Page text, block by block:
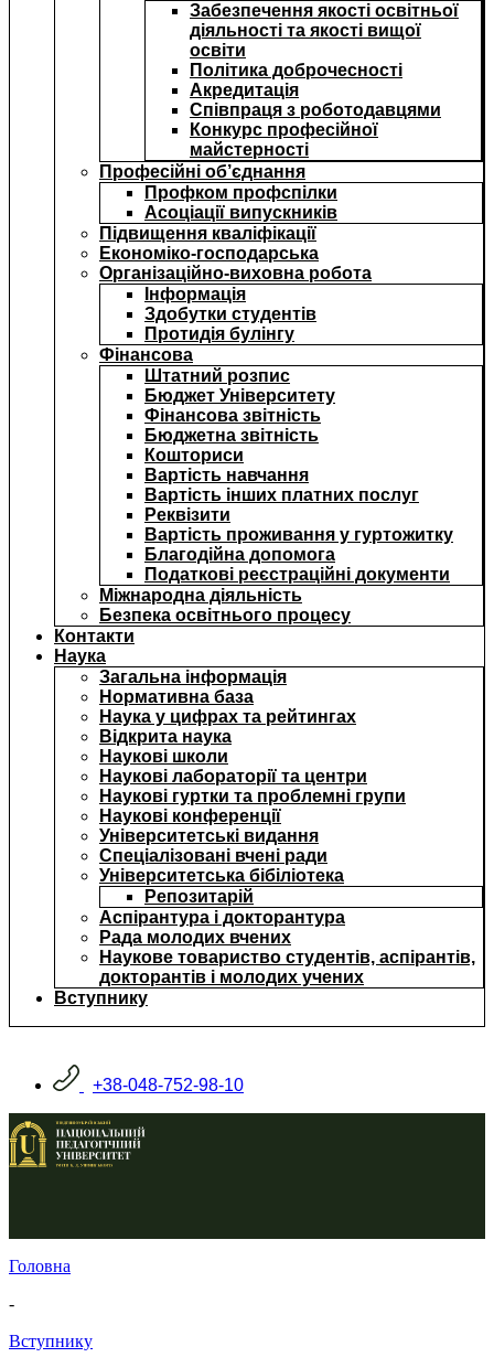
Забезпечення якості освітньої
діяльності та якості вищої
освіти
Політика доброчесності
Акредитація
Співпраця з роботодавцями
Конкурс професійної
майстерності
Професійні об’єднання
Профком профспілки
Асоціації випускників
Підвищення кваліфікації
Економіко-господарська
Організаційно-виховна робота
Інформація
Здобутки студентів
Протидія булінгу
Фінансова
Штатний розпис
Бюджет Університету
Фінансова звітність
Бюджетна звітність
Кошториси
Вартість навчання
Вартість інших платних послуг
Реквізити
Вартість проживання у гуртожитку
Благодійна допомога
Податкові реєстраційні документи
Міжнародна діяльність
Безпека освітнього процесу
Контакти
Наука
Загальна інформація
Нормативна база
Наука у цифрах та рейтингах
Відкрита наука
Наукові школи
Наукові лабораторії та центри
Наукові гуртки та проблемні групи
Наукові конференції
Університетські видання
Спеціалізовані вчені ради
Університетська бібіліотека
Репозитарій
Аспірантура і докторантура
Рада молодих вчених
Наукове товариство студентів, аспірантів,
докторантів і молодих учених
Вступнику
+38-048-752-98-10
Головна
-
Вступнику